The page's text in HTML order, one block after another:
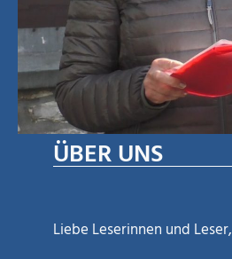
ÜBER UNS
Liebe Leserinnen und Leser,